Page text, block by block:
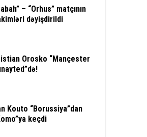
– “Orhus” matçının
dəyişdirildi
Orosko “Mançester
Kouto “Borussiya”dan
keçdi